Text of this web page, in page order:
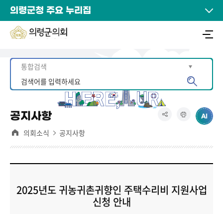
의령군청 주요 누리집
공지사항
의회소식 공지사항
2025년도 귀농귀촌귀향인 주택수리비 지원사업
신청 안내